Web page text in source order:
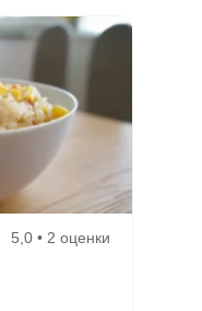
5,0 • 2 оценки